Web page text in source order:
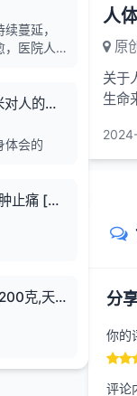
蔓延，
，医院人
了这几
中说 "贫
贫富若
中也告诉
来，请
内有躲避
人的长
体会的
止痛 [治
人
原
关于
生命
分
你的
评论